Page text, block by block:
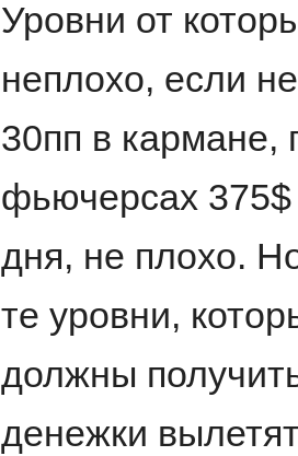
Уровни от
неплохо, если
30пп в кармане,
фьючерсах
дня, не плохо.
те уровни,
должны
денежки